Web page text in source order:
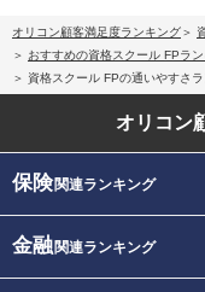
オリコン顧客満足度ランキング
おすすめの資格スクール FPラ
資格スクール FPの通いやすさ
オリコン
保険関連ランキング
金融関連ランキング